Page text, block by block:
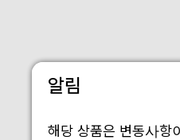
알림
해당 상품은 변동사항